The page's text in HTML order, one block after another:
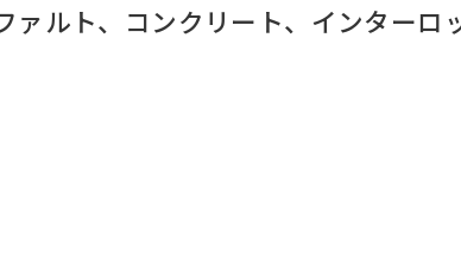
ァルト、コンクリート、インターロ